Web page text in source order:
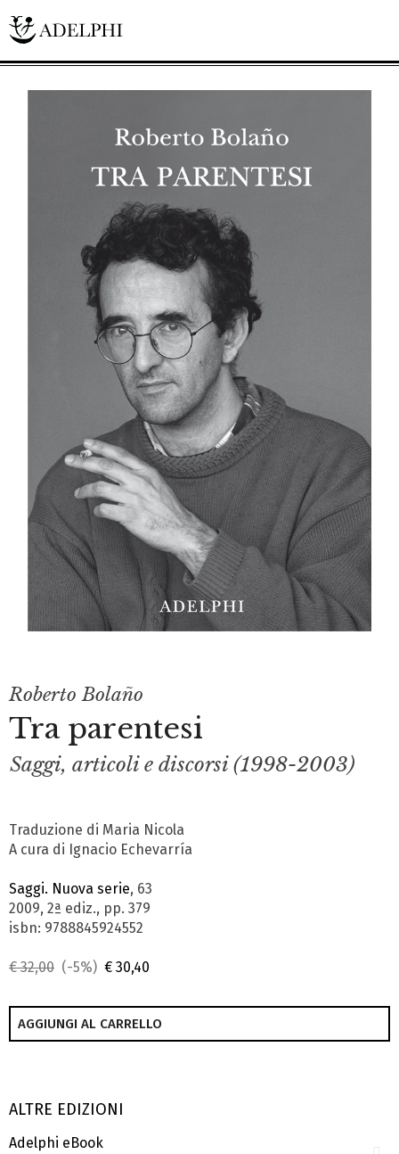
Roberto Bolaño
Tra parentesi
Saggi, articoli e discorsi (1998-2003)
Traduzione di Maria Nicola
A cura di Ignacio Echevarría
Saggi. Nuova serie, 63
2009, 2ª ediz., pp. 379
isbn: 9788845924552
€ 32,00 (-5%) € 30,40
AGGIUNGI AL CARRELLO
ALTRE EDIZIONI
Adelphi eBook